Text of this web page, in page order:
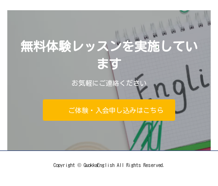
無料体験レッスンを実施してい
ます
お気軽にご連絡ください
ご体験・入会申し込みはこちら
Copyright © QuokkaEnglish All Rights Reserved.